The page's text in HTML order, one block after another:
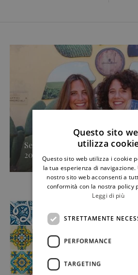
Secondo approdo di Sicilia en
2026, Caruso & Minini »
Questo sito
utilizza
Questo sito web utilizza i cookie
la tua esperienza di
nostro sito web acconsenti a
conformità con la nostra policy
Leggi di più
STRETTAMENTE
PERFORMANCE
TARGETING